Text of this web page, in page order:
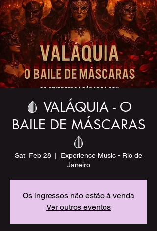
🩸 VALÁQUIA - O
BAILE DE MÁSCARAS
🩸
Sat, Feb 28
Experience Music - Rio de
Janeiro
Os ingressos não estão à venda
Ver outros eventos